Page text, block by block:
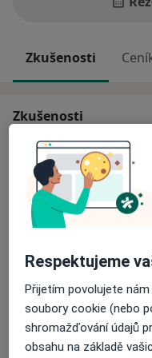
Zkušenosti
Zkušenosti
Poskytuji
dlouhodobější práce s
Nabízím také online
jazyce.
email:
Vzdělání:
Inquiry u Gábora Maté
- PVŠPS ( Pražská
www.pvsps.cz) -
Odborník na:
Psychoterapie
Pacienti, které ošetřuji
Respektujeme
Přijetím povolujete
soubory cookie (nebo
shromažďování údajů
obsahu na základě